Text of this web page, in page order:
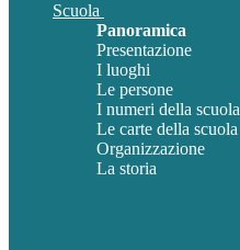
Scuola
Panoramica
Presentazione
I luoghi
Le persone
I numeri della scuola
Le carte della scuola
Organizzazione
La storia